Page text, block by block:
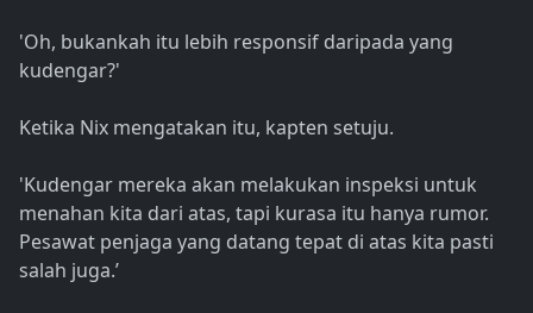
'Oh, bukankah itu lebih responsif daripada yang
kudengar?'
Ketika Nix mengatakan itu, kapten setuju.
'Kudengar mereka akan melakukan inspeksi untuk
menahan kita dari atas, tapi kurasa itu hanya rumor.
Pesawat penjaga yang datang tepat di atas kita pasti
salah juga.’